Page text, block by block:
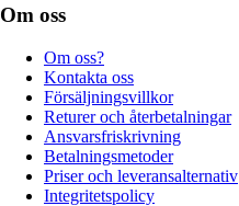
Om oss
Om oss?
Kontakta oss
Försäljningsvillkor
Returer och återbetalningar
Ansvarsfriskrivning
Betalningsmetoder
Priser och leveransalternativ
Integritetspolicy